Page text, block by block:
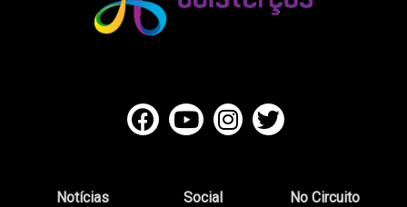
Notícias Social No Circuito